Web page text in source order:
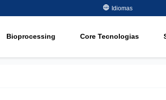
Idiomas
Bioprocessing Core Tecnologias
Chapeamento de Metal
óleo e gás
Água Subterrânea e